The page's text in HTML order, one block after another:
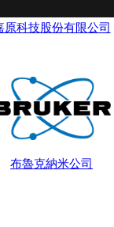
原科技股份有限公司
布魯克納米公司